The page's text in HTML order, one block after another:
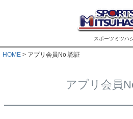
スポーツミツハ
HOME アプリ会員No.認証
アプリ会員